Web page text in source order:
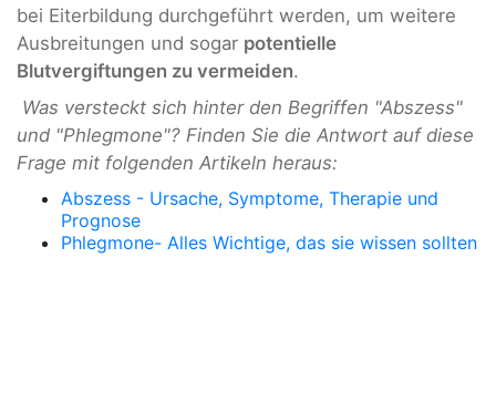
bei Eiterbildung durchgeführt werden, um weitere
Ausbreitungen und sogar potentielle
Blutvergiftungen zu vermeiden.
Was versteckt sich hinter den Begriffen "Abszess"
und "Phlegmone"? Finden Sie die Antwort auf diese
Frage mit folgenden Artikeln heraus:
Abszess - Ursache, Symptome, Therapie und
Prognose
Phlegmone- Alles Wichtige, das sie wissen sollten